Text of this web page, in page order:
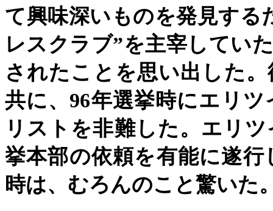
て興味深いものを発見する
レスクラブ”を主宰してい
されたことを思い出した
共に、 96年選挙時にエリ
リストを非難した。エリ
挙本部の依頼を有能に遂
時は、むろんのこと驚いた